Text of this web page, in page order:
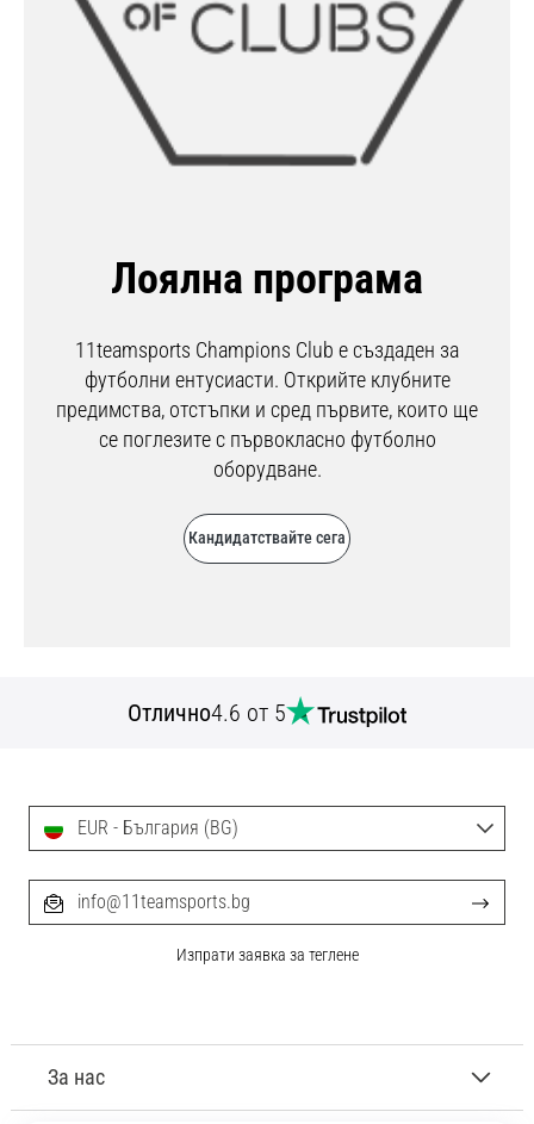
Лоялна програма
11teamsports Champions Club е създаден за
футболни ентусиасти. Открийте клубните
предимства, отстъпки и сред първите, които ще
се поглезите с първокласно футболно
оборудване.
Кандидатствайте сега
Отлично4.6 от 5
За нас
EUR - България (BG)
info@11teamsports.bg
Изпрати заявка за теглене